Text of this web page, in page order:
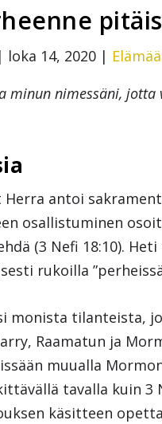
| loka 14, 2020 |
minun nimessäni,
antoi
osallistuminen
(3 Nefi 18:10).
rukoilla
monista tilanteista,
Raamatun ja
muualla
tavalla kuin 3
käsitteen